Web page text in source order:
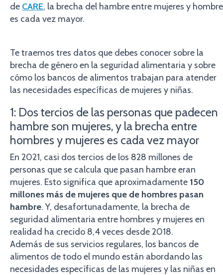
de CARE, la brecha del hambre entre mujeres y
es cada vez mayor.
Te traemos tres datos que debes conocer sobre la
brecha de género en la seguridad alimentaria y sobre
cómo los bancos de alimentos trabajan para atender
las necesidades específicas de mujeres y niñas.
1: Dos tercios de las personas que padecen
hambre son mujeres, y la brecha entre
hombres y mujeres es cada vez mayor
En 2021, casi dos tercios de los 828 millones de
personas que se calcula que pasan hambre eran
mujeres. Esto significa que aproximadamente 150
millones más de mujeres que de hombres pasan
hambre. Y, desafortunadamente, la brecha de
seguridad alimentaria entre hombres y mujeres en
realidad ha crecido 8,4 veces desde 2018.
Además de sus servicios regulares, los bancos de
alimentos de todo el mundo están abordando las
necesidades específicas de las mujeres y las niñas en